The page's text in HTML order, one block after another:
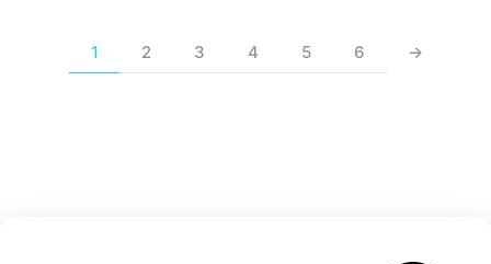
1 2 3 4 5 6 →